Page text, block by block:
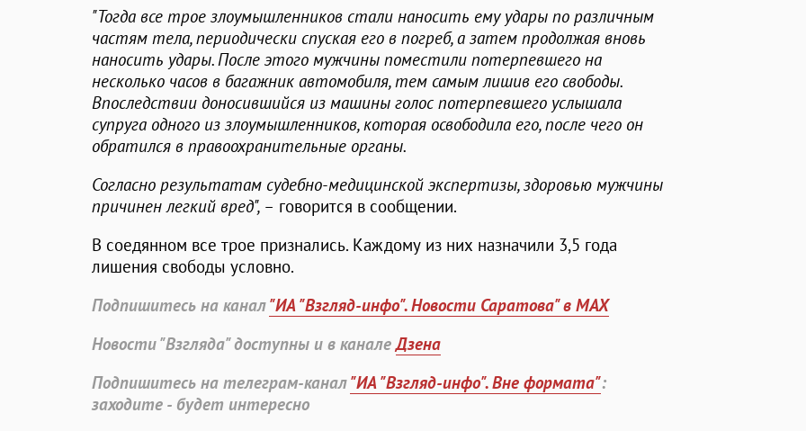
"Тогда все трое злоумышленников стали наносить ему удары по различным
частям тела, периодически спуская его в погреб, а затем продолжая вновь
наносить удары. После этого мужчины поместили потерпевшего на
несколько часов в багажник автомобиля, тем самым лишив его свободы.
Впоследствии доносившийся из машины голос потерпевшего услышала
супруга одного из злоумышленников, которая освободила его, после чего он
обратился в правоохранительные органы.
Согласно результатам судебно-медицинской экспертизы, здоровью мужчины
причинен легкий вред", – говорится в сообщении.
В соедянном все трое признались. Каждому из них назначили 3,5 года
лишения свободы условно.
Подпишитесь на канал"ИА "Взгляд-инфо". Новости Саратова" в MAX
Новости "Взгляда" доступны и в каналеДзена
Подпишитесь на телеграм-канал"ИА "Взгляд-инфо". Вне формата":
заходите - будет интересно